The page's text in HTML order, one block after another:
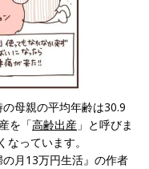
母親の平均年齢は30.9
を「高齢出産 」と呼びま
っています。
月13万円生活』の作者